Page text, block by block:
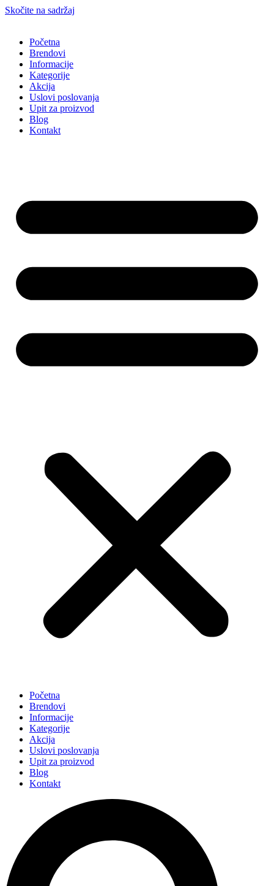
Skočite na sadržaj
Početna
Brendovi
Informacije
Kategorije
Akcija
Uslovi poslovanja
Upit za proizvod
Blog
Kontakt
Početna
Brendovi
Informacije
Kategorije
Akcija
Uslovi poslovanja
Upit za proizvod
Blog
Kontakt